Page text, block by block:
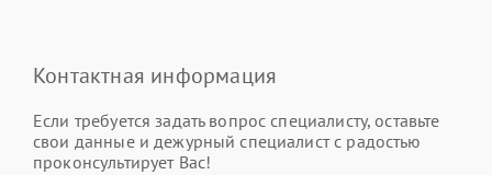
Контактная информация
Если требуется задать вопрос специалисту, оставьте
свои данные и дежурный специалист с радостью
проконсультирует Вас!